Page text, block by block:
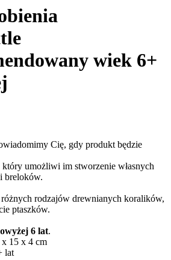
wiek 6+
Cię, gdy produkt będzie
który umożliwi im stworzenie własnych
breloków.
rodzajów drewnianych koralików,
ptaszków.
6 lat.
15 x 4 cm
lat